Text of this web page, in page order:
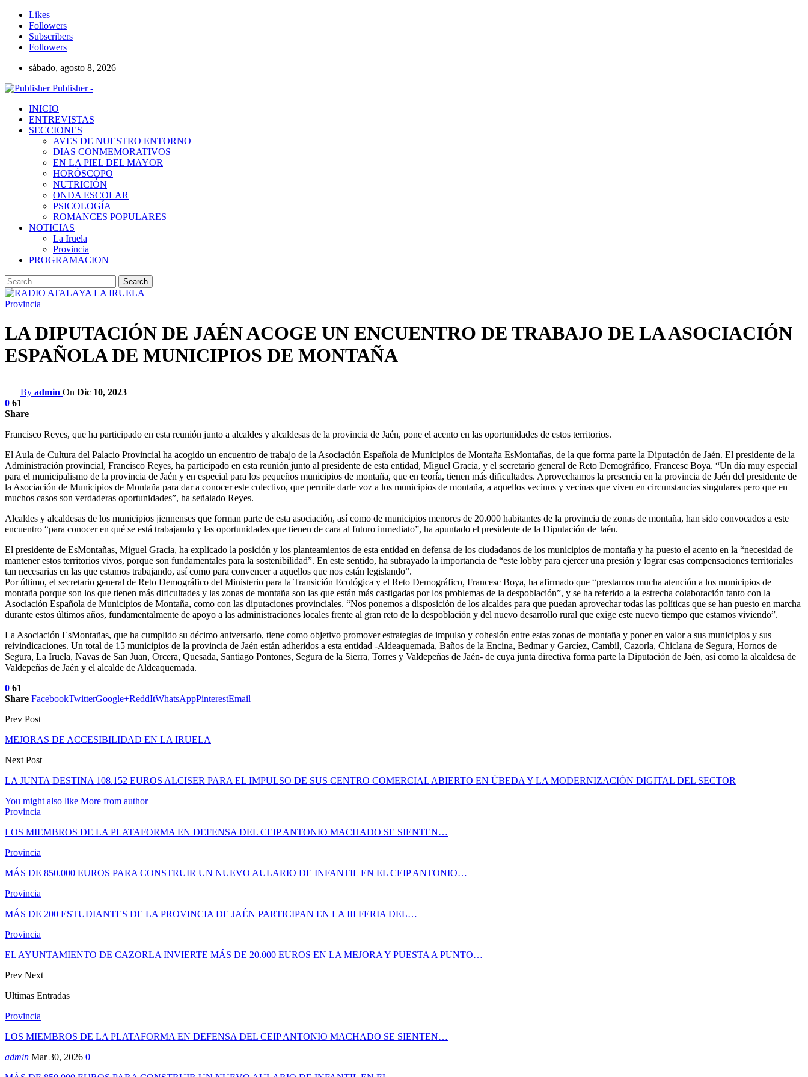
Likes
Followers
Subscribers
Followers
sábado, agosto 8, 2026
Publisher -
INICIO
ENTREVISTAS
SECCIONES
AVES DE NUESTRO ENTORNO
DIAS CONMEMORATIVOS
EN LA PIEL DEL MAYOR
HORÓSCOPO
NUTRICIÓN
ONDA ESCOLAR
PSICOLOGÍA
ROMANCES POPULARES
NOTICIAS
La Iruela
Provincia
PROGRAMACION
Provincia
LA DIPUTACIÓN DE JAÉN ACOGE UN ENCUENTRO DE TRABAJO DE LA ASOCIACIÓN
ESPAÑOLA DE MUNICIPIOS DE MONTAÑA
By admin On Dic 10, 2023
0 61
Share
Francisco Reyes, que ha participado en esta reunión junto a alcaldes y alcaldesas de la provincia de Jaén, pone el acento en las oportunidades de estos territorios.
El Aula de Cultura del Palacio Provincial ha acogido un encuentro de trabajo de la Asociación Española de Municipios de Montaña EsMontañas, de la que forma parte la Diputación de Jaén. El presidente de la
Administración provincial, Francisco Reyes, ha participado en esta reunión junto al presidente de esta entidad, Miguel Gracia, y el secretario general de Reto Demográfico, Francesc Boya. “Un día muy especial
para el municipalismo de la provincia de Jaén y en especial para los pequeños municipios de montaña, que en teoría, tienen más dificultades. Aprovechamos la presencia en la provincia de Jaén del presidente de
la Asociación de Municipios de Montaña para dar a conocer este colectivo, que permite darle voz a los municipios de montaña, a aquellos vecinos y vecinas que viven en circunstancias singulares pero que en
muchos casos son verdaderas oportunidades”, ha señalado Reyes.
Alcaldes y alcaldesas de los municipios jiennenses que forman parte de esta asociación, así como de municipios menores de 20.000 habitantes de la provincia de zonas de montaña, han sido convocados a este
encuentro “para conocer en qué se está trabajando y las oportunidades que tienen de cara al futuro inmediato”, ha apuntado el presidente de la Diputación de Jaén.
El presidente de EsMontañas, Miguel Gracia, ha explicado la posición y los planteamientos de esta entidad en defensa de los ciudadanos de los municipios de montaña y ha puesto el acento en la “necesidad de
mantener estos territorios vivos, porque son fundamentales para la sostenibilidad”. En este sentido, ha subrayado la importancia de “este lobby para ejercer una presión y lograr esas compensaciones territoriales
tan necesarias en las que estamos trabajando, así como para convencer a aquellos que nos están legislando”.
Por último, el secretario general de Reto Demográfico del Ministerio para la Transición Ecológica y el Reto Demográfico, Francesc Boya, ha afirmado que “prestamos mucha atención a los municipios de
montaña porque son los que tienen más dificultades y las zonas de montaña son las que están más castigadas por los problemas de la despoblación”, y se ha referido a la estrecha colaboración tanto con la
Asociación Española de Municipios de Montaña, como con las diputaciones provinciales. “Nos ponemos a disposición de los alcaldes para que puedan aprovechar todas las políticas que se han puesto en marcha
durante estos últimos años, fundamentalmente de apoyo a las administraciones locales frente al gran reto de la despoblación y del nuevo desarrollo rural que exige este nuevo tiempo que estamos viviendo”.
La Asociación EsMontañas, que ha cumplido su décimo aniversario, tiene como objetivo promover estrategias de impulso y cohesión entre estas zonas de montaña y poner en valor a sus municipios y sus
reivindicaciones. Un total de 15 municipios de la provincia de Jaén están adheridos a esta entidad -Aldeaquemada, Baños de la Encina, Bedmar y Garcíez, Cambil, Cazorla, Chiclana de Segura, Hornos de
Segura, La Iruela, Navas de San Juan, Orcera, Quesada, Santiago Pontones, Segura de la Sierra, Torres y Valdepeñas de Jaén- de cuya junta directiva forma parte la Diputación de Jaén, así como la alcaldesa de
Valdepeñas de Jaén y el alcalde de Aldeaquemada.
0 61
Share FacebookTwitterGoogle+ReddItWhatsAppPinterestEmail
Prev Post
MEJORAS DE ACCESIBILIDAD EN LA IRUELA
Next Post
LA JUNTA DESTINA 108.152 EUROS ALCISER PARA EL IMPULSO DE SUS CENTRO COMERCIAL ABIERTO EN ÚBEDA Y LA MODERNIZACIÓN DIGITAL DEL SECTOR
You might also like More from author
Provincia
LOS MIEMBROS DE LA PLATAFORMA EN DEFENSA DEL CEIP ANTONIO MACHADO SE SIENTEN…
Provincia
MÁS DE 850.000 EUROS PARA CONSTRUIR UN NUEVO AULARIO DE INFANTIL EN EL CEIP ANTONIO…
Provincia
MÁS DE 200 ESTUDIANTES DE LA PROVINCIA DE JAÉN PARTICIPAN EN LA III FERIA DEL…
Provincia
EL AYUNTAMIENTO DE CAZORLA INVIERTE MÁS DE 20.000 EUROS EN LA MEJORA Y PUESTA A PUNTO…
Prev Next
Ultimas Entradas
Provincia
LOS MIEMBROS DE LA PLATAFORMA EN DEFENSA DEL CEIP ANTONIO MACHADO SE SIENTEN…
admin Mar 30, 2026 0